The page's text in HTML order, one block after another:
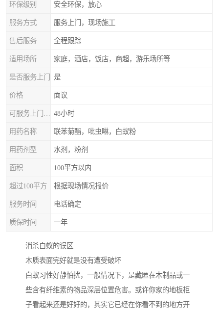
环保级别 安全环保，放心
服务方式 服务上门，现场施工
售后服务 全程跟踪
适用场所 家庭，酒店，饭店，商超，游乐场所等
是否服务上门 是
价格 面议
48小时
用药名称 联苯菊酯，吡虫啉，白蚁粉
用药剂型 水剂，粉剂
面积 100平方以内
超过100平方 根据现场情况报价
服务时间 电话确定
质保时间 一年
消杀白蚁的误区
木质表面完好就是没有遭受破坏
白蚁习性好静怕扰，一般情况下，是藏匿在木制品或一
些含有纤维素的物品深层位置危害。或许你家的地板柜
子看起来还是好好的，其实它已经在你看不到的地方开